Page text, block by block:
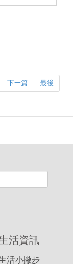
下一篇 最後
活資訊
活小撇步